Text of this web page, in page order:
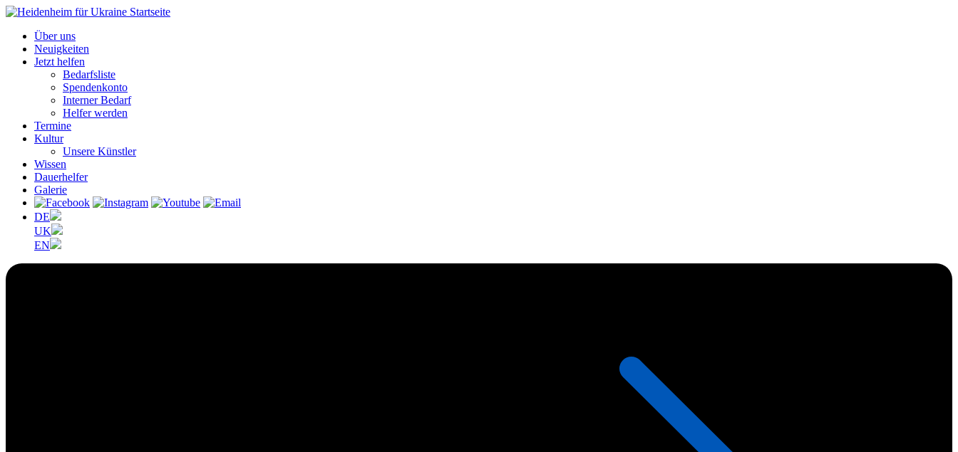
Über uns
Neuigkeiten
Jetzt helfen
Bedarfsliste
Spendenkonto
Interner Bedarf
Helfer werden
Termine
Kultur
Unsere Künstler
Wissen
Dauerhelfer
Galerie
DE
UK
EN